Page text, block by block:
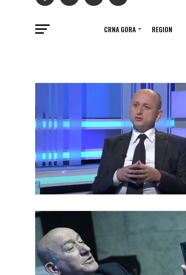
CRNA GORA REGION